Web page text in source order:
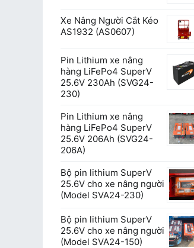
Xe Nâng Người Cắt Kéo
AS1932 (AS0607)
Pin Lithium xe nâng
hàng LiFePo4 SuperV
25.6V 230Ah (SVG24-
230)
Pin Lithium xe nâng
hàng LiFePo4 SuperV
25.6V 206Ah (SVG24-
206A)
Bộ pin lithium SuperV
25.6V cho xe nâng người
(Model SVA24-230)
Bộ pin lithium SuperV
25.6V cho xe nâng người
(Model SVA24-150)